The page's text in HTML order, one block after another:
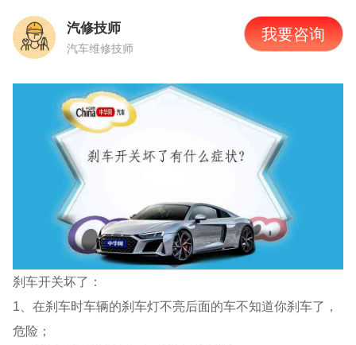
汽修技师
汽车维修技师
我要咨询
刹车开关坏了：
1、在刹车时车辆的刹车灯不亮后面的车不知道你刹车了，
危险；